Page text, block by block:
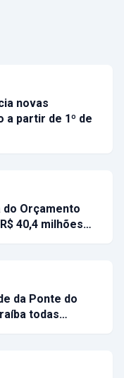
novas
a partir de 1º de
do Orçamento
40,4 milhões…
da Ponte do
todas…